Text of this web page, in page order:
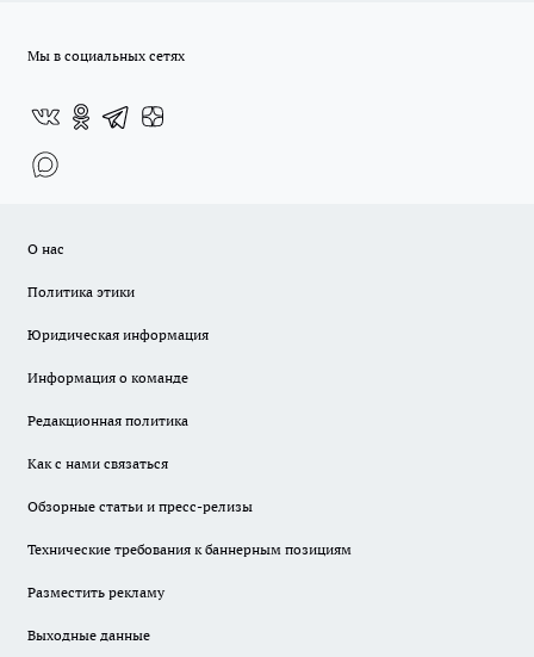
Мы в социальных сетях
О нас
Политика этики
Юридическая информация
Информация о команде
Редакционная политика
Как с нами связаться
Обзорные статьи и пресс-релизы
Технические требования к баннерным позициям
Разместить рекламу
Выходные данные